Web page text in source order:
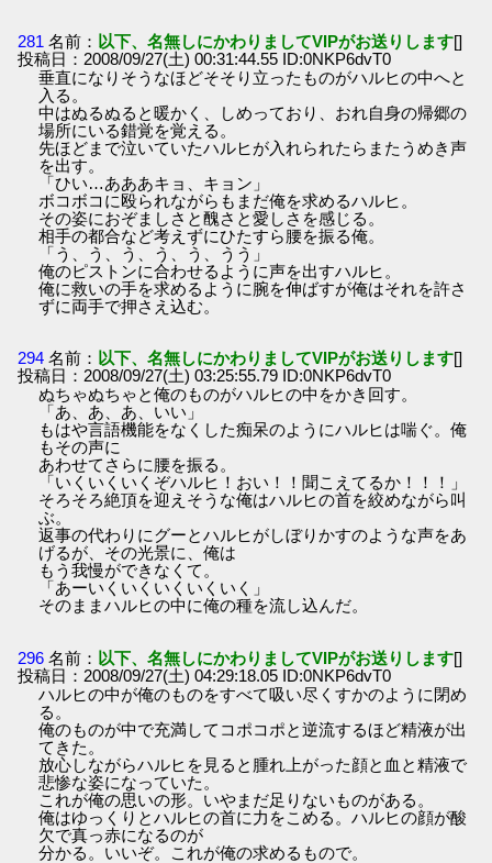
281 名前： 以下、名無しにかわりましてVIPがお送りします[]
投稿日：2008/09/27(土) 00:31:44.55 ID:0NKP6dvT0
垂直になりそうなほどそそり立ったものがハルヒの中へと
入る。
中はぬるぬると暖かく、しめっており、おれ自身の帰郷の
場所にいる錯覚を覚える。
先ほどまで泣いていたハルヒが入れられたらまたうめき声
を出す。
「ひい…あああキョ、キョン」
ボコボコに殴られながらもまだ俺を求めるハルヒ。
その姿におぞましさと醜さと愛しさを感じる。
相手の都合など考えずにひたすら腰を振る俺。
「う、う、う、う、う、うう」
俺のピストンに合わせるように声を出すハルヒ。
俺に救いの手を求めるように腕を伸ばすが俺はそれを許さ
ずに両手で押さえ込む。
294 名前： 以下、名無しにかわりましてVIPがお送りします[]
投稿日：2008/09/27(土) 03:25:55.79 ID:0NKP6dvT0
ぬちゃぬちゃと俺のものがハルヒの中をかき回す。
「あ、あ、あ、いい」
もはや言語機能をなくした痴呆のようにハルヒは喘ぐ。俺
もその声に
あわせてさらに腰を振る。
「いくいくいくぞハルヒ！おい！！聞こえてるか！！！」
そろそろ絶頂を迎えそうな俺はハルヒの首を絞めながら叫
ぶ。
返事の代わりにグーとハルヒがしぼりかすのような声をあ
げるが、その光景に、俺は
もう我慢ができなくて。
「あーいくいくいくいくいく」
そのままハルヒの中に俺の種を流し込んだ。
296 名前： 以下、名無しにかわりましてVIPがお送りします[]
投稿日：2008/09/27(土) 04:29:18.05 ID:0NKP6dvT0
ハルヒの中が俺のものをすべて吸い尽くすかのように閉め
る。
俺のものが中で充満してコポコポと逆流するほど精液が出
てきた。
放心しながらハルヒを見ると腫れ上がった顔と血と精液で
悲惨な姿になっていた。
これが俺の思いの形。いやまだ足りないものがある。
俺はゆっくりとハルヒの首に力をこめる。ハルヒの顔が酸
欠で真っ赤になるのが
分かる。いいぞ。これが俺の求めるもので。